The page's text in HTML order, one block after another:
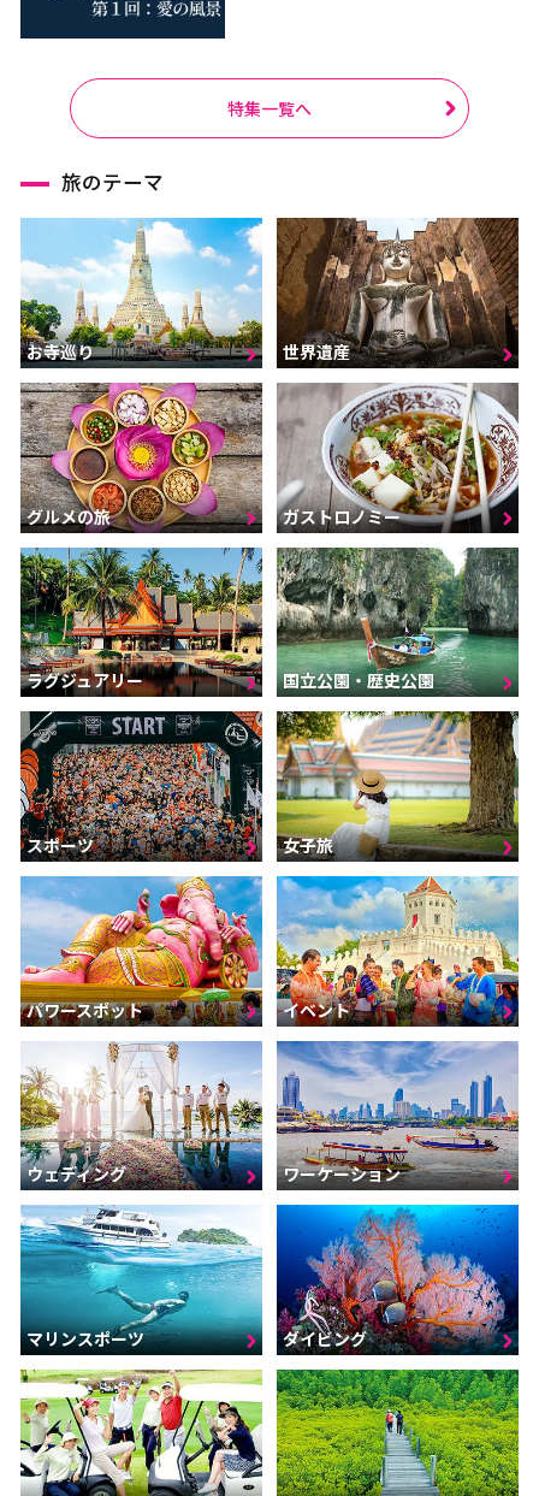
特集一覧へ
旅のテーマ
お寺巡り 世界遺産
グルメの旅 ガストロノミー
ラグジュアリー 国立公園・歴史公園
スポーツ 女子旅
パワースポット イベント
ウェディング ワーケーション
マリンスポーツ ダイビング